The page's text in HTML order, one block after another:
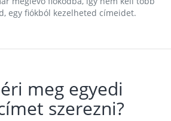
egy fiókból kezelheted címeidet.
meg egyedi
szerezni?